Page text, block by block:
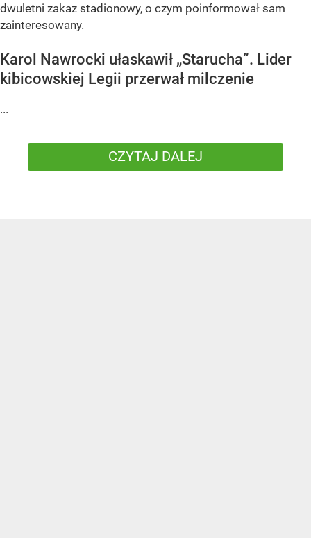
dwuletni zakaz stadionowy, o czym poinformował sam
zainteresowany.
Karol Nawrocki ułaskawił „Starucha”. Lider
kibicowskiej Legii przerwał milczenie
...
CZYTAJ DALEJ